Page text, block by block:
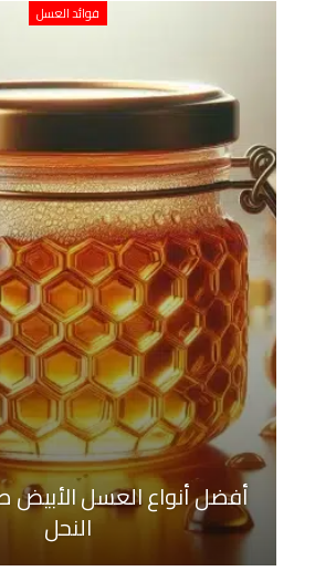
فوائد العسل
أفضل أنواع العسل
النحل